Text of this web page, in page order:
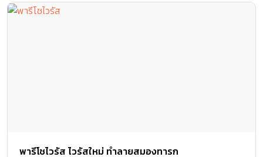
พารีโชไวรัส ไวรัสใหม่ ทำลายสมองทารก